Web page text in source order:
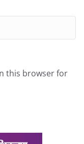
this browser for